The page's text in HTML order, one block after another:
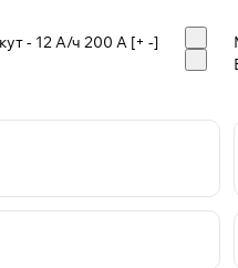
- 12 А/ч 200 A [+ -]